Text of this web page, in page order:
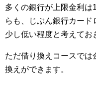
多くの銀行が上限金利
らも、じぶん銀行カー
少し低い程度と考えてお
ただ借り換えコースでは
換えができます。